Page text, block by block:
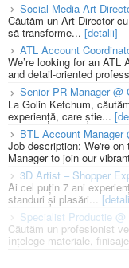
Social Media Art
Căutăm un Art Director
să transforme... [detalii]
ATL Account
We’re looking for an ATL
and detail-oriented
Senior PR Manager @
La Golin Ketchum,
experiență, care știe...
BTL Account
Job description: We're
Manager to join our
3D Artist – Shopper
Ai cel puțin 7 ani
standuri și plasări...
Specialist Productie @
Căutăm un profesionist
înțelege materiale,